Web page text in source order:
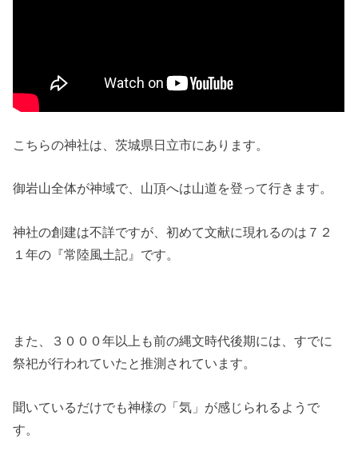
こちらの神社は、茨城県日立市にあります。
御岩山全体が神域で、山頂へは山道を登って行きます。
神社の創建は不詳ですが、初めて文献に現れるのは７２
１年の『常陸風土記』です。
また、３０００年以上も前の縄文時代後期には、すでに
祭祀が行われていたと推測されています。
聞いているだけでも神様の「気」が感じられるようで
す。